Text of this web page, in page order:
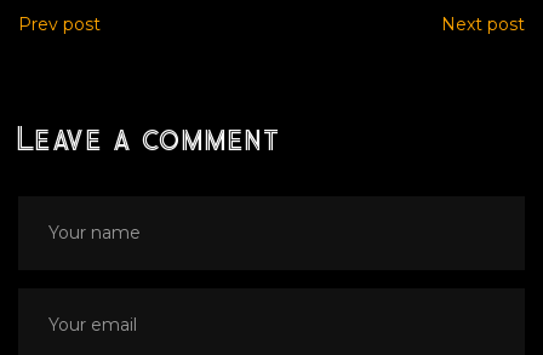
Prev post Next post
Leave a comment